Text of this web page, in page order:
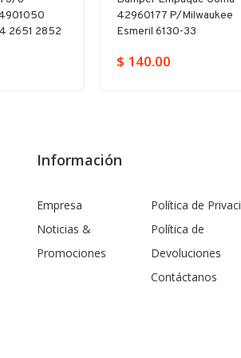
2651 2852
42960177 P/milwaukee
Esmeril 6130-33
$ 140.00
Información
Empresa
Noticias &
Promociones
Política de
Política de
Devoluciones
Contáctanos